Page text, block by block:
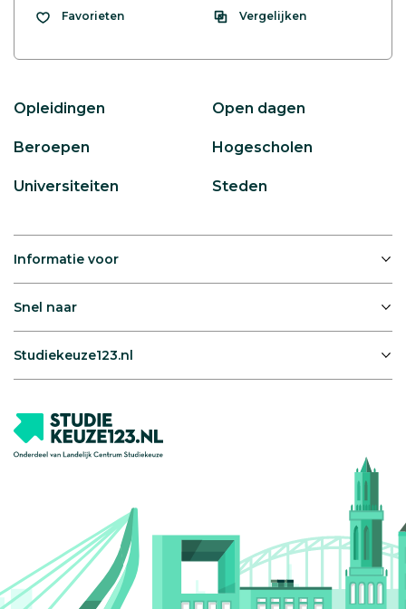
Favorieten Vergelijken
Opleidingen Open dagen
Beroepen Hogescholen
Universiteiten Steden
Informatie voor
Snel naar
Studiekeuze123.nl